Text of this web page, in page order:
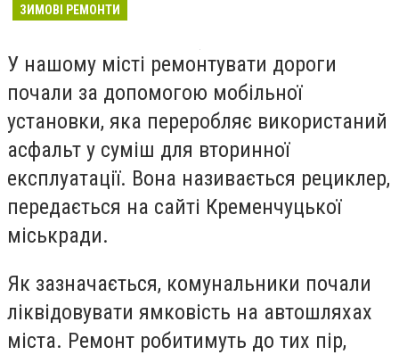
ЗИМОВІ РЕМОНТИ
У нашому місті ремонтувати дороги
почали за допомогою мобільної
установки, яка переробляє використаний
асфальт у суміш для вторинної
експлуатації. Вона називається рециклер,
передається на сайті Кременчуцької
міськради.
Як зазначається, комунальники почали
ліквідовувати ямковість на автошляхах
міста. Ремонт робитимуть до тих пір,